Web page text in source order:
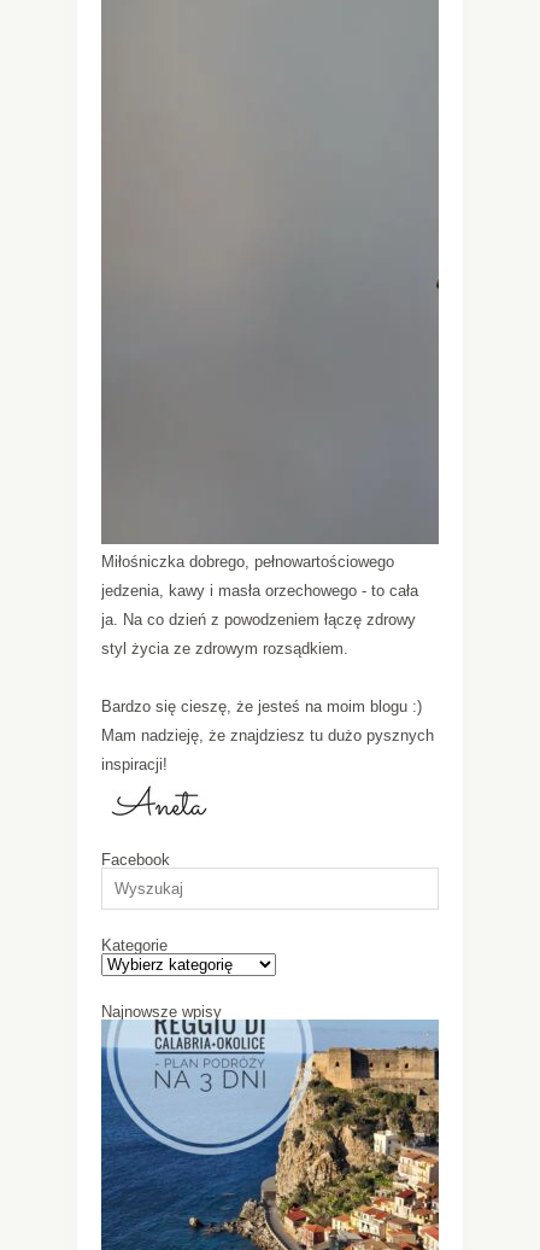
Miłośniczka dobrego, pełnowartościowego
jedzenia, kawy i masła orzechowego - to cała
ja. Na co dzień z powodzeniem łączę zdrowy
styl życia ze zdrowym rozsądkiem.
Bardzo się cieszę, że jesteś na moim blogu :)
Mam nadzieję, że znajdziesz tu dużo pysznych
inspiracji!
Facebook
Kategorie
Najnowsze wpisy